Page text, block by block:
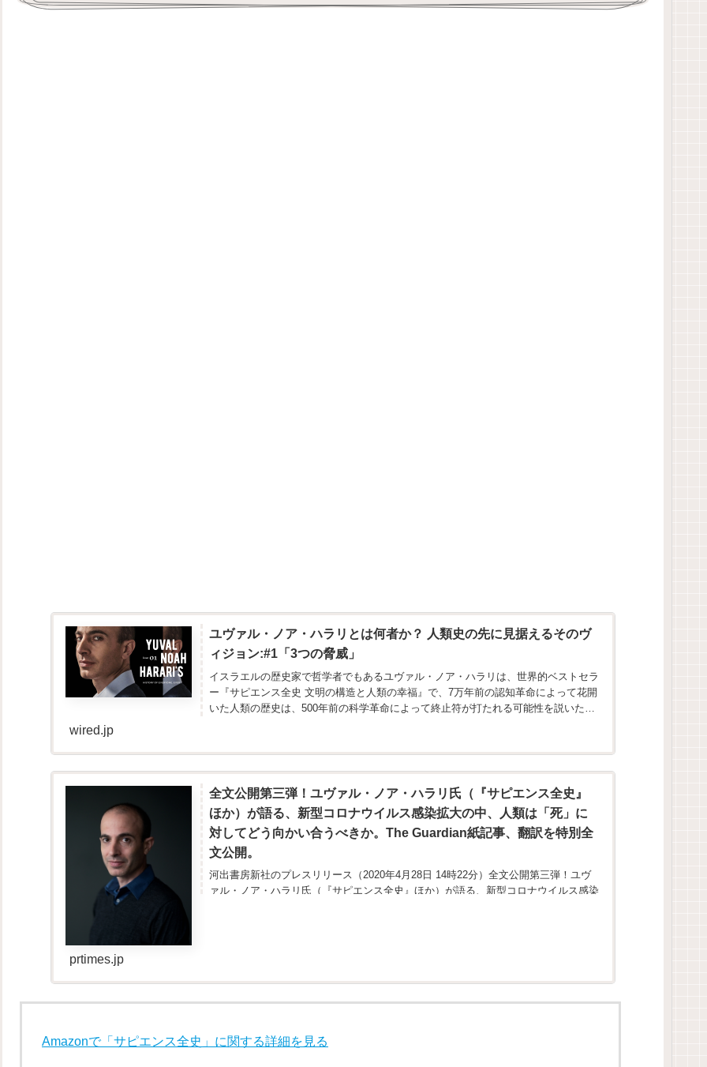
ユヴァル・ノア・ハラリとは何者か？ 人類史の先に見据えるそのヴ
ィジョン:#1「3つの脅威」
イスラエルの歴史家で哲学者でもあるユヴァル・ノア・ハラリは、世界的ベストセラ
ー『サピエンス全史 文明の構造と人類の幸福』で、7万年前の認知革命によって花開
いた人類の歴史は、500年前の科学革命によって終止符が打たれる可能性を説いた。
wired.jp
全文公開第三弾！ユヴァル・ノア・ハラリ氏（『サピエンス全史』
ほか）が語る、新型コロナウイルス感染拡大の中、人類は「死」に
対してどう向かい合うべきか。The Guardian紙記事、翻訳を特別全
文公開。
河出書房新社のプレスリリース（2020年4月28日 14時22分）全文公開第三弾！ユヴ
ァル・ノア・ハラリ氏（『サピエンス全史』ほか）が語る、新型コロナウイルス感染
prtimes.jp
Amazonで「サピエンス全史」に関する詳細を見る